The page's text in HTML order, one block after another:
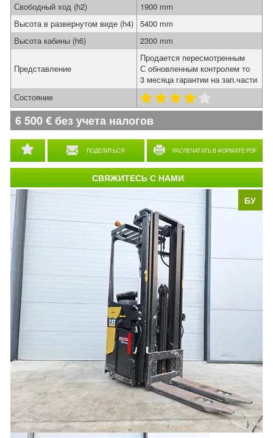
БУ
ПОДЕЛИТЬСЯ РАСПЕЧАТАТЬ В ФОРМАТЕ PDF
Свободный ход (h2)
1900 mm
Высота в развернутом виде (h4) 5400 mm
Высота кабины (h6)
2300 mm
Представление
Продается пересмотренным
С обновленным контролем то
3 месяца гарантии на зап.части
Состояние
6 500€ без учета налогов
СВЯЖИТЕСЬ С НАМИ